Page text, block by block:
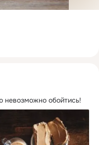
невозможно обойтись!